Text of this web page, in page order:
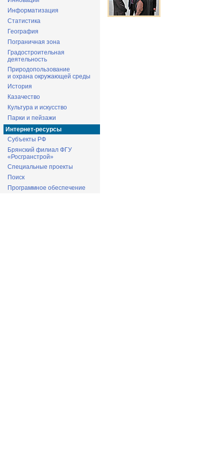
Информатизация
Статистика
География
Пограничная зона
Градостроительная
деятельность
Природопользование
и охрана окружающей среды
История
Казачество
Культура и искусство
Парки и пейзажи
Интернет-ресурсы
Субъекты РФ
Брянский филиал ФГУ
«Росгранстрой»
Специальные проекты
Поиск
Программное обеспечение